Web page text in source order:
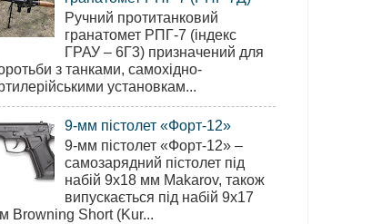
Ручний протитанковий
гранатомет РПГ-7 (індекс
ГРАУ – 6Г3) призначений для
з танками, самохідно-
установкам...
9-мм пістолет «Форт-12»
9-мм пістолет «Форт-12» –
самозарядний пістолет під
набій 9х18 мм Makarov, також
випускається під набій 9х17
Browning Short (Kur...